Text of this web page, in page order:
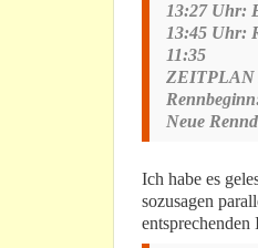
13:27 Uhr:
13:45 Uhr:
11:35
ZEITPLAN
Neue
Ich habe es
sozusagen
entsprechenden